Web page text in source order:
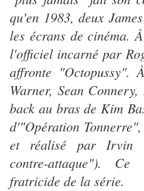
qu'en 1983, deux
les écrans de cinéma.
l'officiel incarné par
affronte "Octopussy".
Warner, Sean
back au bras de Kim
d'"Opération
et réalisé par Irvin
contre-attaque").
fratricide de la série.